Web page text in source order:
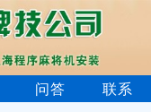
问答 联系